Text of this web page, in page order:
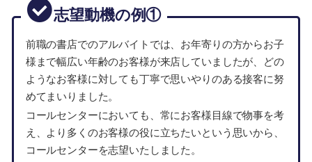
志望動機の例①
前職の書店でのアルバイトでは、お年寄りの方からお子
様まで幅広い年齢のお客様が来店していましたが、どの
ようなお客様に対しても丁寧で思いやりのある接客に努
めてまいりました。
コールセンターにおいても、常にお客様目線で物事を考
え、より多くのお客様の役に立ちたいという思いから、
コールセンターを志望いたしました。